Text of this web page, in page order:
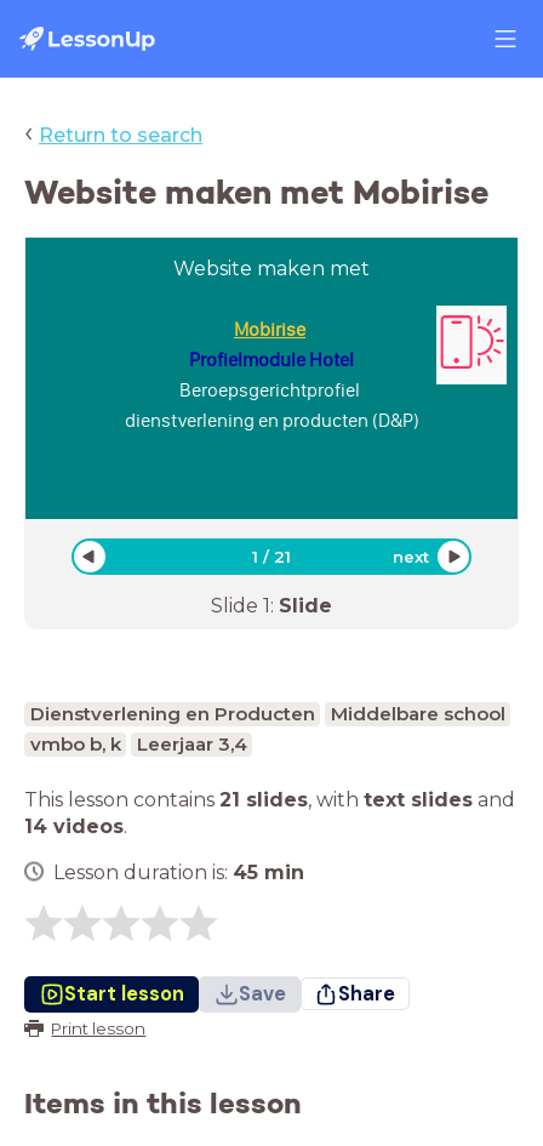
‹ Return to search
Website maken met Mobirise
Website maken met
Mobirise
Profielmodule Hotel
Beroepsgerichtprofiel
dienstverlening en producten (D&P)
1 /21 next
Slide 1: Slide
Dienstverlening en Producten
Middelbare school
vmbo b, k
Leerjaar 3,4
This lesson contains 21 slides, with text slides and
14 videos.
Lesson duration is: 45 min
Start lesson Save Share
Print lesson
Items in this lesson